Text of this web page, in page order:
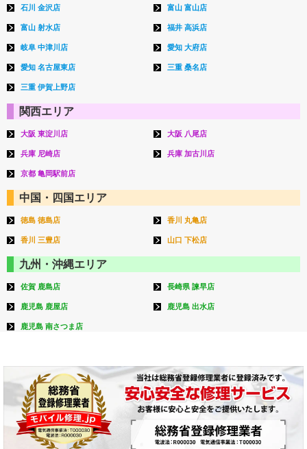
石川 金沢店 富山 富山店
富山 射水店 福井 高浜店
岐阜 中津川店 愛知 大府店
愛知 名古屋東店 三重 桑名店
三重 伊賀上野店
関西エリア
大阪 東淀川店 大阪 八尾店
兵庫 尼崎店 兵庫 加古川店
京都 亀岡駅前店
中国・四国エリア
徳島 徳島店 香川 丸亀店
香川 三豊店 山口 下松店
九州・沖縄エリア
佐賀 鹿島店 長崎県 諫早店
鹿児島 鹿屋店 鹿児島 出水店
鹿児島 南さつま店